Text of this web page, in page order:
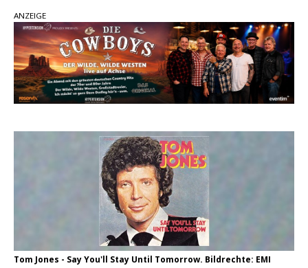
pez veröffentlicht neue Single „Late Night
Talks“ – eine Hymne auf unvergessliche
Sommernächte
Randy Travis veröffentlicht mit „I Don’t Care“
einen weiteren Schatz aus dem Archiv
„Taylor Gold“ zeigt die Kraft der Akustik
ANZEIGE
Tom Jones - Say You'll Stay Until Tomorrow. Bildrechte: EMI